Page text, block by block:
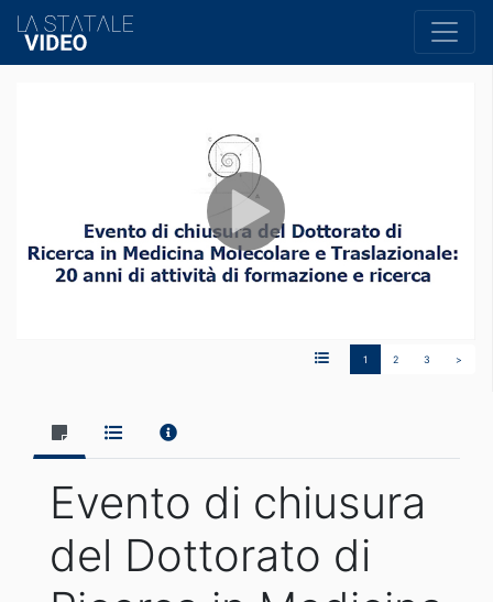
1 2 3 >
Evento di chiusura
del Dottorato di